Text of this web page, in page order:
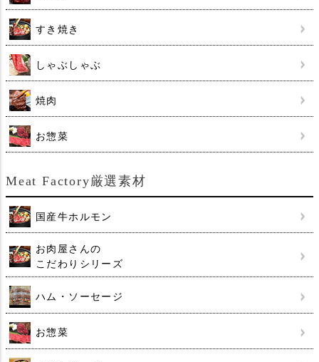
すき焼き
しゃぶしゃぶ
焼肉
お惣菜
Meat Factory厳選素材
国産牛ホルモン
お肉屋さんの
こだわりシリーズ
ハム・ソーセージ
お惣菜